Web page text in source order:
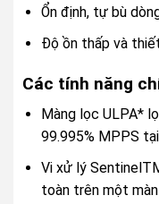
Ổn định, tự bù
Độ ồn thấp và
Các tính năng
Màng lọc ULPA*
99.995% MPPS
Vi xử lý
toàn trên một